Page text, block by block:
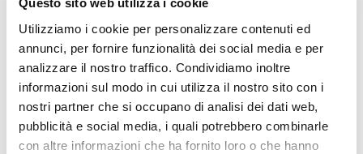
Utilizziamo i cookie per personalizzare contenuti ed
annunci, per fornire funzionalità dei social media e per
analizzare il nostro traffico. Condividiamo inoltre
informazioni sul modo in cui utilizza il nostro sito con i
nostri partner che si occupano di analisi dei dati web,
pubblicità e social media, i quali potrebbero combinarle
con altre informazioni che ha fornito loro o che hanno
Oggetto:
FORNITURA CONTATORI DI ACQUA POTABILE,
PER MAGAZZINO GORIZIA
Elenco operatori invitati:
Codice Fiscale:
Procedura di scelta:
Affidamento ai sensi del Regolamento Generale